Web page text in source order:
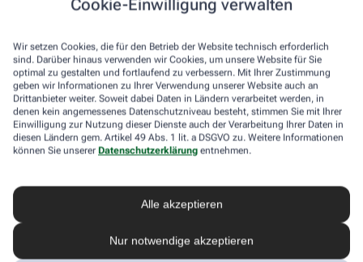
Cookie-Einwilligung verwalten
Wir setzen Cookies, die für den Betrieb der Website technisch erforderlich
sind. Darüber hinaus verwenden wir Cookies, um unsere Website für Sie
optimal zu gestalten und fortlaufend zu verbessern. Mit Ihrer Zustimmung
geben wir Informationen zu Ihrer Verwendung unserer Website auch an
Drittanbieter weiter. Soweit dabei Daten in Ländern verarbeitet werden, in
denen kein angemessenes Datenschutzniveau besteht, stimmen Sie mit Ihrer
Einwilligung zur Nutzung dieser Dienste auch der Verarbeitung Ihrer Daten in
diesen Ländern gem. Artikel 49 Abs. 1 lit. a DSGVO zu. Weitere Informationen
können Sie unserer Datenschutzerklärung entnehmen.
Alle akzeptieren
Nur notwendige akzeptieren
die Lymphe in die Lymphknoten transportiert werden, wo sich die
Wer bei Schmuddelwetter nicht vor die Tür mag, kann sein
Immunsystem mit kalt-warmen Wechselduschen auf Trab
bringen und die Anfälligkeit für Erkältungsinfekte senken. Der
Kältereiz kurbelt die Durchblutung an und bringt den Kreislauf in
Schwung, je regelmäßiger wir ihm ausgesetzt sind, desto
unempfindlicher reagiert der Körper in der kalten Jahreszeit auf
die großen Temperaturunterschiede.
Dusche. Anschließend die Wassertemperatur auf kühl bis kalt
stellen und den Wasserstrahl vom rechten Fuß entlang bis zur
Hüfte führen und auf der Innenseite des Oberschenkels wieder